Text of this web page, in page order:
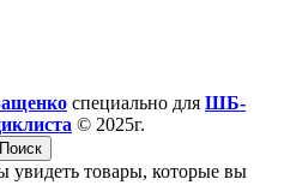
специально для ШБ-
© 2025г.
Поиск
увидеть товары, которые вы